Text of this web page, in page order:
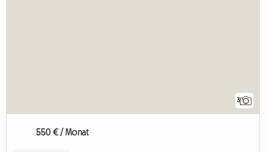
3
550 € / Monat